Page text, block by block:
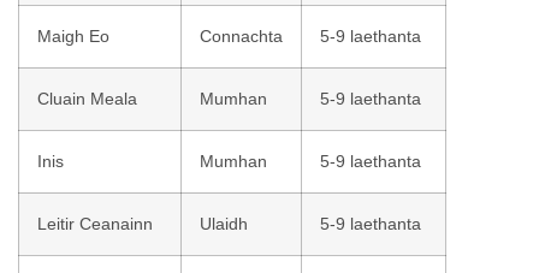
Maigh Eo Connachta 5-9 laethanta
Cluain Meala Mumhan 5-9 laethanta
Inis Mumhan 5-9 laethanta
Leitir Ceanainn Ulaidh 5-9 laethanta